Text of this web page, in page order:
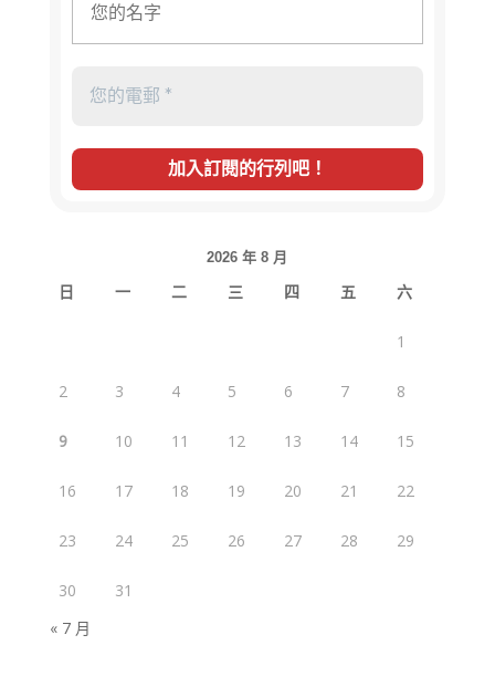
2026 年 8 月
日 一 二 三 四 五 六
1
2 3 4 5 6 7 8
9 10 11 12 13 14 15
16 17 18 19 20 21 22
23 24 25 26 27 28 29
30
31
« 7 月